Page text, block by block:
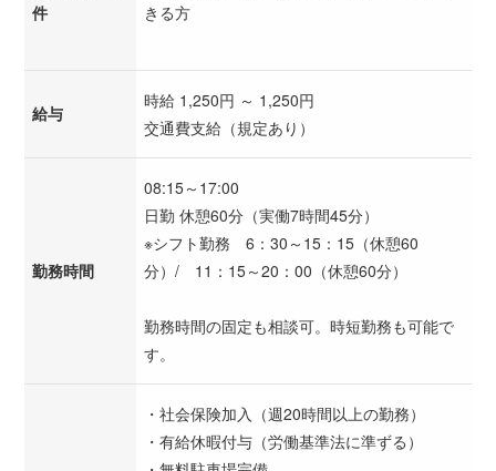
件
きる方
給与
時給 1,250円 ～ 1,250円
交通費支給（規定あり）
勤務時間
08:15～17:00
日勤 休憩60分（実働7時間45分）
※シフト勤務 6：30～15：15（休憩60
分）/ 11：15～20：00（休憩60分）
勤務時間の固定も相談可。時短勤務も可能で
す。
・社会保険加入（週20時間以上の勤務）
・有給休暇付与（労働基準法に準ずる）